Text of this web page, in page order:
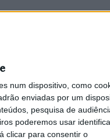
num dispositivo, como
enviadas por um
pesquisa de
poderemos usar
clicar para consentir o